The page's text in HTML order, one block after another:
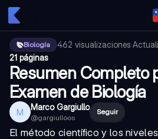
Biología 462 visualizaciones·
21 páginas
Resumen Completo
Examen de Biología
M Marco Gargiullo
@gargiulloos
Seguir
El método científico y los